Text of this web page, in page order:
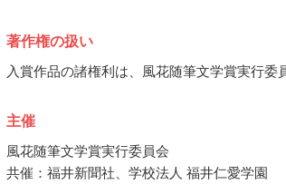
著作権の扱い
入賞作品の諸権利は、風花随筆文学賞実行委
主催
風花随筆文学賞実行委員会
共催：福井新聞社、学校法人 福井仁愛学園